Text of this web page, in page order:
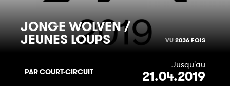
JONGE WOLVEN /
JEUNES LOUPS VU 2036 FOIS
PAR COURT-CIRCUIT
Jusqu'au
21.04.2019